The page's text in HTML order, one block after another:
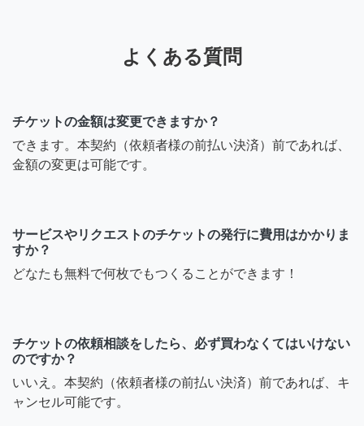
よくある質問
チケットの金額は変更できますか？
できます。本契約（依頼者様の前払い決済）前であれば、
金額の変更は可能です。
サービスやリクエストのチケットの発行に費用はかかりま
すか？
どなたも無料で何枚でもつくることができます！
チケットの依頼相談をしたら、必ず買わなくてはいけない
のですか？
いいえ。本契約（依頼者様の前払い決済）前であれば、キ
ャンセル可能です。